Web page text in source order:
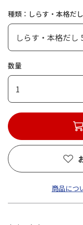
種類：しらす・本格だ
数量
1
商品につ